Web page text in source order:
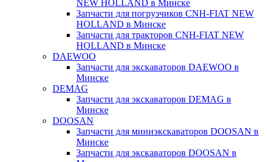
NEW HOLLAND в Минске
Запчасти для погрузчиков CNH-FIAT NEW
HOLLAND в Минске
Запчасти для тракторов CNH-FIAT NEW
HOLLAND в Минске
DAEWOO
Запчасти для экскаваторов DAEWOO в
Минске
DEMAG
Запчасти для экскаваторов DEMAG в
Минске
DOOSAN
Запчасти для миниэкскаваторов DOOSAN в
Минске
Запчасти для экскаваторов DOOSAN в